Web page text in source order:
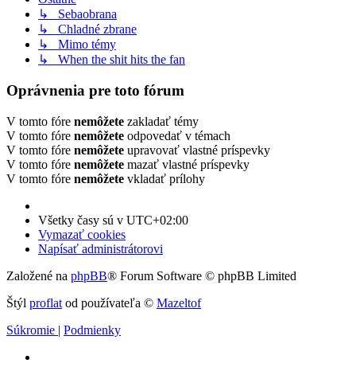
↳ Sebaobrana
↳ Chladné zbrane
↳ Mimo témy
↳ When the shit hits the fan
Oprávnenia pre toto fórum
V tomto fóre nemôžete zakladať témy
V tomto fóre nemôžete odpovedať v témach
V tomto fóre nemôžete upravovať vlastné príspevky
V tomto fóre nemôžete mazať vlastné príspevky
V tomto fóre nemôžete vkladať prílohy
Všetky časy sú v UTC+02:00
Vymazať cookies
Napísať administrátorovi
Založené na phpBB® Forum Software © phpBB Limited
Štýl proflat od používateľa © Mazeltof
Súkromie | Podmienky